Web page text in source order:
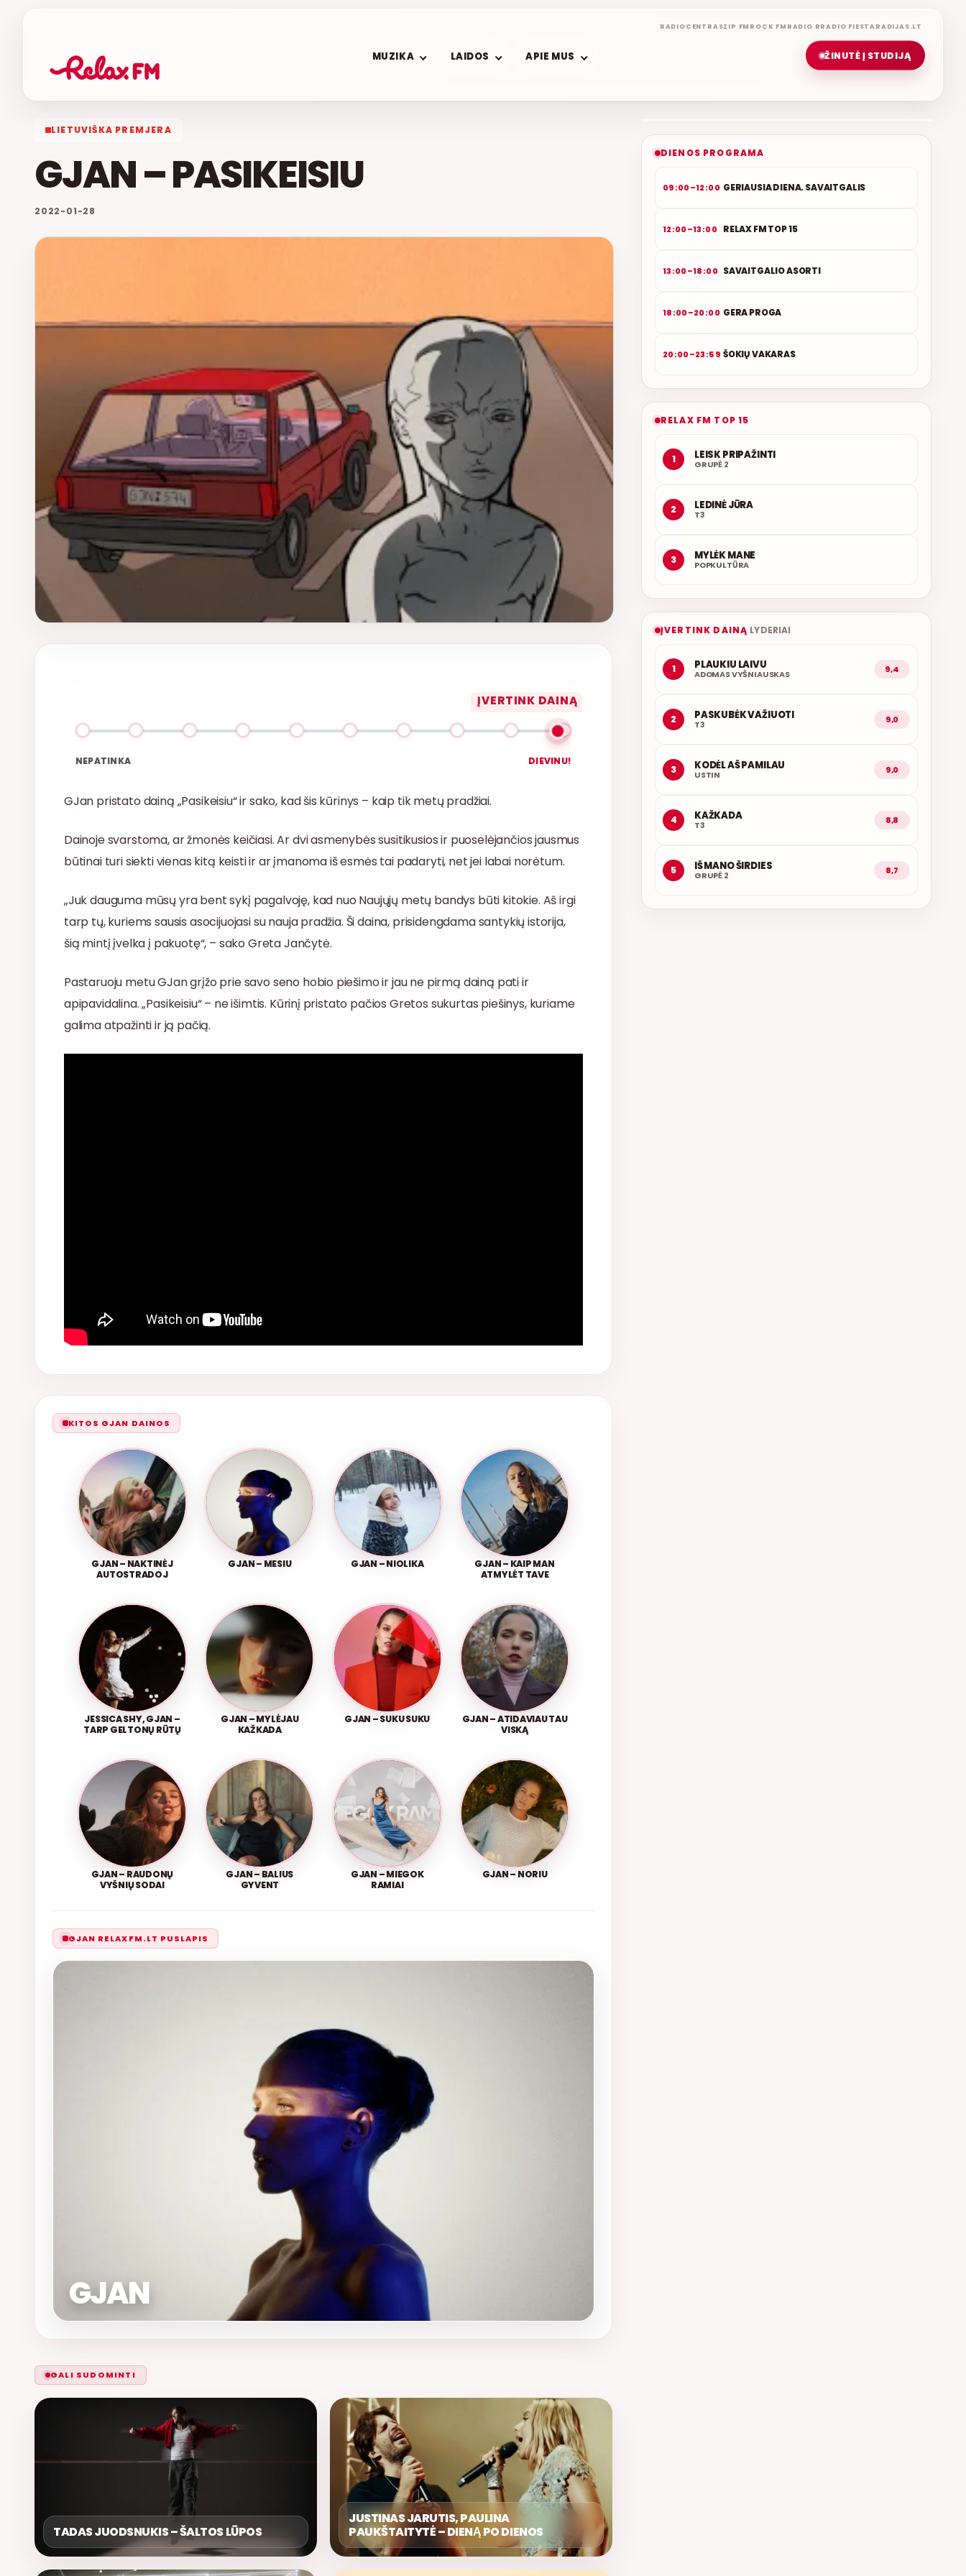
RADIOCENTRASZIP FM ROCK FM RADIO RRADIO FIESTARADIJAS.LT
ŽINUTĖ Į STUDIJĄ
MUZIKA LAIDOS APIE MUS
LIETUVIŠKA PREMJERA
GJAN – PASIKEISIU
2022-01-28
ĮVERTINK DAINĄ
NEPATINKA DIEVINU!
GJan pristato dainą „Pasikeisiu“ ir sako, kad šis kūrinys – kaip tik metų pradžiai.
Dainoje svarstoma, ar žmonės keičiasi. Ar dvi asmenybės susitikusios ir puoselėjančios jausmus
būtinai turi siekti vienas kitą keisti ir ar įmanoma iš esmės tai padaryti, net jei labai norėtum.
„Juk dauguma mūsų yra bent sykį pagalvoję, kad nuo Naujųjų metų bandys būti kitokie. Aš irgi
tarp tų, kuriems sausis asocijuojasi su nauja pradžia. Ši daina, prisidengdama santykių istorija,
šią mintį įvelka į pakuotę“, – sako Greta Jančytė.
Pastaruoju metu GJan grįžo prie savo seno hobio piešimo ir jau ne pirmą dainą pati ir
apipavidalina. „Pasikeisiu“ – ne išimtis. Kūrinį pristato pačios Gretos sukurtas piešinys, kuriame
galima atpažinti ir ją pačią.
KITOS GJAN DAINOS
GJAN – NAKTINĖJ
AUTOSTRADOJ
GJAN – MESIU GJAN – NIOLIKA
GJAN – KAIP MAN
ATMYLĖT TAVE
JESSICA SHY, GJAN –
TARP GELTONŲ RŪTŲ
GJAN – MYLĖJAU
KAŽKADA
GJAN – SUKU SUKU
GJAN – ATIDAVIAU TAU
VISKĄ
GJAN – RAUDONŲ
VYŠNIŲ SODAI
GJAN – BALIUS
GYVENT
GJAN – MIEGOK
RAMIAI
GJAN – NORIU
GJAN RELAXFM.LT PUSLAPIS
GJAN
GALI SUDOMINTI
TADAS JUODSNUKIS – ŠALTOS LŪPOS
JUSTINAS JARUTIS, PAULINA
PAUKŠTAITYTĖ – DIENĄ PO DIENOS
ETERYJE
LIETUVIŠKOS MUZIKOS NAMAI
DIENOS PROGRAMA
09:00–12:00 GERIAUSIA DIENA. SAVAITGALIS
12:00–13:00 RELAX FM TOP 15
13:00–18:00 SAVAITGALIO ASORTI
18:00–20:00 GERA PROGA
20:00–23:59 ŠOKIŲ VAKARAS
RELAX FM TOP 15
1 LEISK PRIPAŽINTI
GRUPĖ 2
2 LEDINĖ JŪRA
T3
3 MYLĖK MANE
POPKULTŪRA
ĮVERTINK DAINĄ LYDERIAI
1 PLAUKIU LAIVU
ADOMAS VYŠNIAUSKAS 9,4
2 PASKUBĖK VAŽIUOTI
T3 9,0
3 KODĖL AŠ PAMILAU
USTIN 9,0
4 KAŽKADA
T3 8,8
5 IŠ MANO ŠIRDIES
GRUPĖ 2 8,7